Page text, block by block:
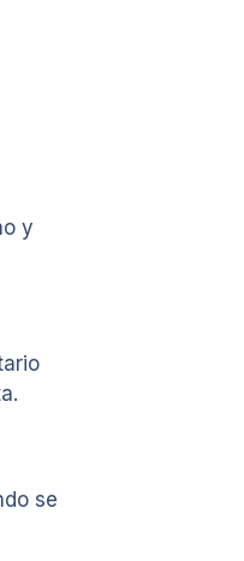
y
se